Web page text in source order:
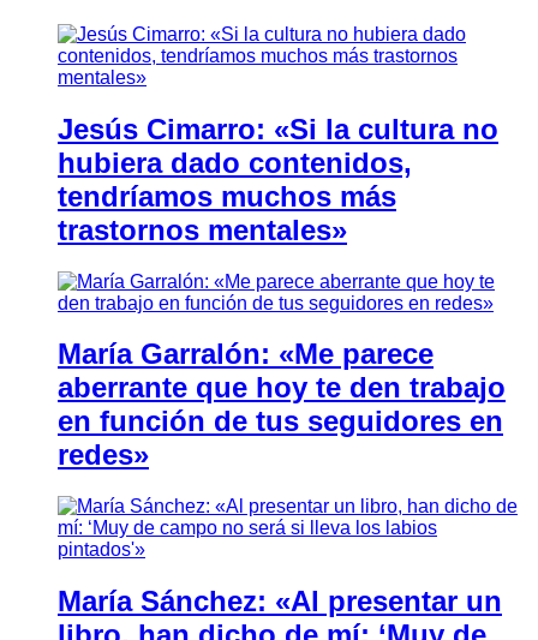
Jesús Cimarro: «Si la cultura no
hubiera dado contenidos,
tendríamos muchos más
trastornos mentales»
María Garralón: «Me parece
aberrante que hoy te den trabajo
en función de tus seguidores en
redes»
María Sánchez: «Al presentar un